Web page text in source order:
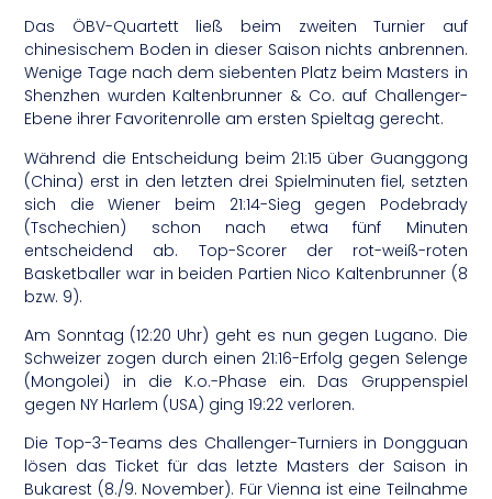
Das ÖBV-Quartett ließ beim zweiten Turnier auf
chinesischem Boden in dieser Saison nichts anbrennen.
Wenige Tage nach dem siebenten Platz beim Masters in
Shenzhen wurden Kaltenbrunner & Co. auf Challenger-
Ebene ihrer Favoritenrolle am ersten Spieltag gerecht.
Während die Entscheidung beim 21:15 über Guanggong
(China) erst in den letzten drei Spielminuten fiel, setzten
sich die Wiener beim 21:14-Sieg gegen Podebrady
(Tschechien) schon nach etwa fünf Minuten
entscheidend ab. Top-Scorer der rot-weiß-roten
Basketballer war in beiden Partien Nico Kaltenbrunner (8
bzw. 9).
Am Sonntag (12:20 Uhr) geht es nun gegen Lugano. Die
Schweizer zogen durch einen 21:16-Erfolg gegen Selenge
(Mongolei) in die K.o.-Phase ein. Das Gruppenspiel
gegen NY Harlem (USA) ging 19:22 verloren.
Die Top-3-Teams des Challenger-Turniers in Dongguan
lösen das Ticket für das letzte Masters der Saison in
Bukarest (8./9. November). Für Vienna ist eine Teilnahme